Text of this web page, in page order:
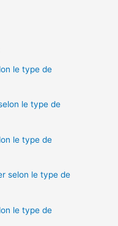
le type de
le type de
le type de
selon le type de
le type de